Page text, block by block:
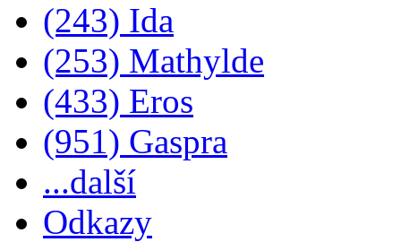
(243) Ida
(253) Mathylde
(433) Eros
(951) Gaspra
...další
Odkazy